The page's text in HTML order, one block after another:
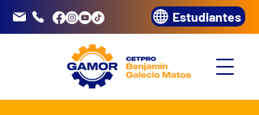
3320072 Estudiantes